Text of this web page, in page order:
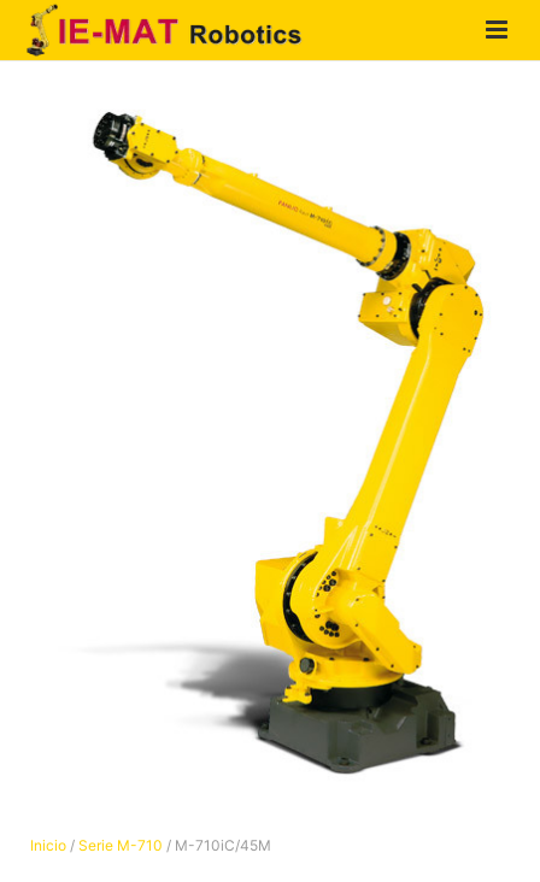
QUIENES SOMOS
Inicio / Serie M-710 / M-710iC/45M